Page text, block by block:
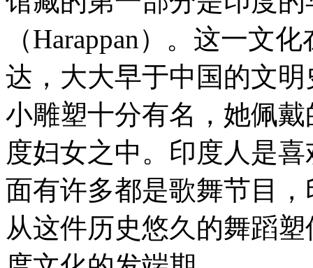
（Harappan）。这一文
达，大大早于中国的文
小雕塑十分有名，她佩
度妇女之中。印度人是
面有许多都是歌舞节目
从这件历史悠久的舞蹈